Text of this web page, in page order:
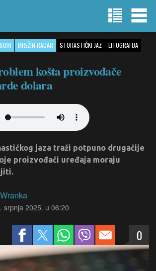
MREŽIN RADAR STOHASTIČKI JAZ LITOGRAFIJA
košta proizvođače
dolara
jaza traži potpuno drugačije
proizvođači uređaja moraju
srpnja 2025. u 06:20
0